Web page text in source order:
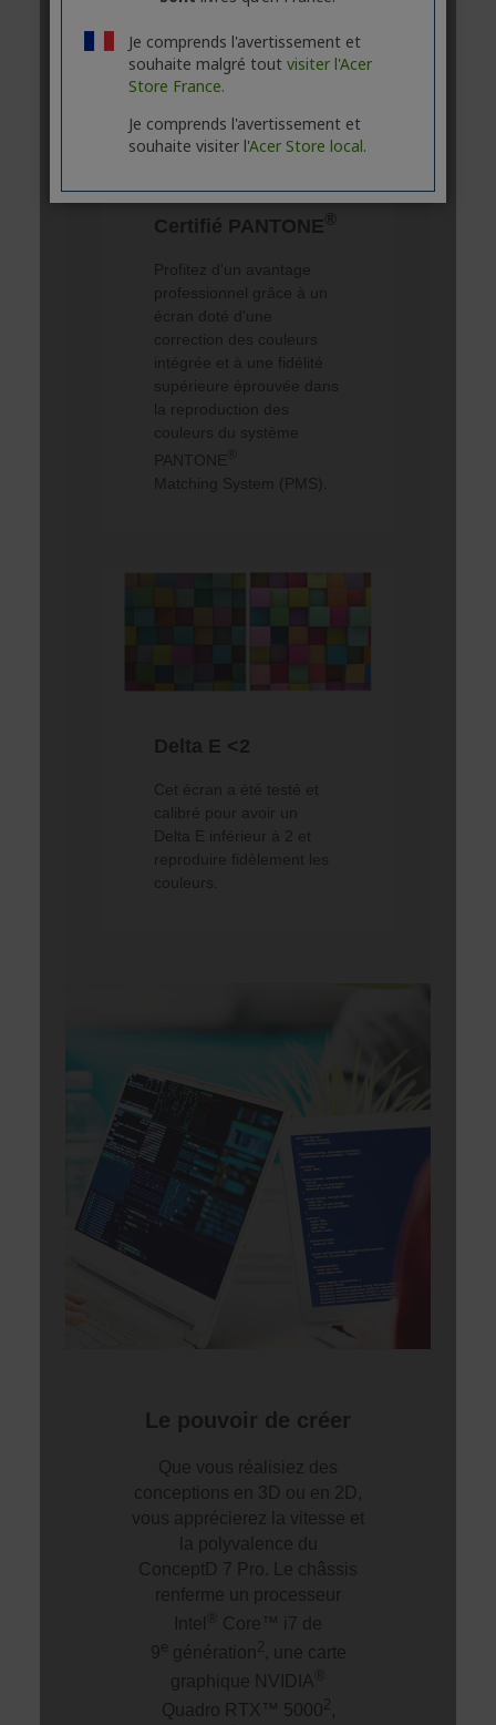
Je comprends l'avertissement et
souhaite malgré tout visiter l'Acer
Store France.
Je comprends l'avertissement et
souhaite visiter l'Acer Store local.